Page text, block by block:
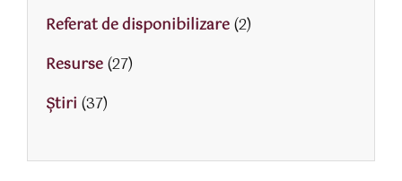
Referat de disponibilizare(2)
Resurse(27)
Știri (37)